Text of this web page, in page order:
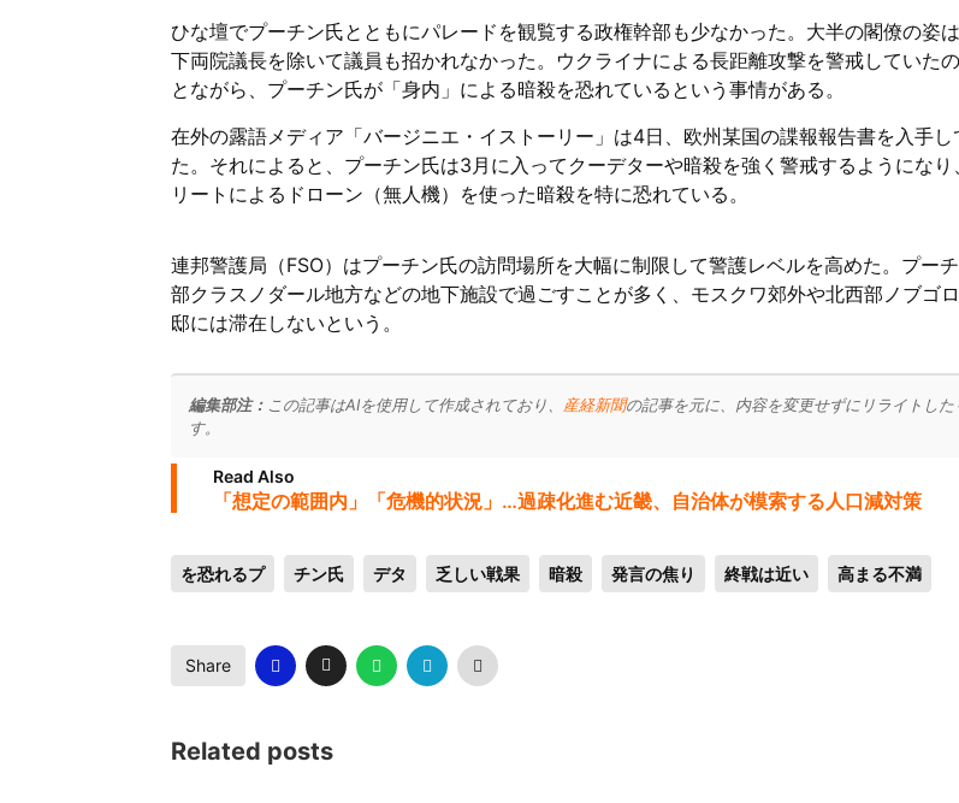
ひな壇でプーチン氏とともにパレードを観覧する政権幹部も少なかった。大半の閣僚の姿
下両院議長を除いて議員も招かれなかった。ウクライナによる長距離攻撃を警戒していた
とながら、プーチン氏が「身内」による暗殺を恐れているという事情がある。
在外の露語メディア「バージニエ・イストーリー」は4日、欧州某国の諜報報告書を入手し
た。それによると、プーチン氏は3月に入ってクーデターや暗殺を強く警戒するようになり
リートによるドローン（無人機）を使った暗殺を特に恐れている。
連邦警護局（FSO）はプーチン氏の訪問場所を大幅に制限して警護レベルを高めた。プー
部クラスノダール地方などの地下施設で過ごすことが多く、モスクワ郊外や北西部ノブゴ
邸には滞在しないという。
編集部注： この記事はAIを使用して作成されており、 産経新聞の記事を元に、内容を変更せずにリライトした
す。
Read Also
「想定の範囲内」「危機的状況」…過疎化進む近畿、自治体が模索する人口減対策
を恐れるプ チン氏 デタ 乏しい戦果 暗殺 発言の焦り 終戦は近い 高まる不満
Share
Related posts